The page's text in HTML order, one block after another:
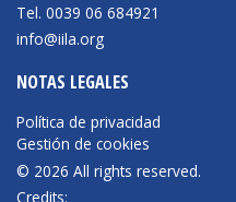
Tel. 0039 06 684921
info@iila.org
NOTAS LEGALES
Política de privacidad
Gestión de cookies
© 2026 All rights reserved.
Credits: